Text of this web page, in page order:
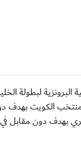
أكتوبر 2012 : توج منتخبنا الوطني لكرة القدم
الماضي ولغاية 1 أكتوبر 2012 , بعد
دون مقابل في